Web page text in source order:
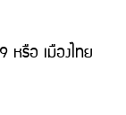
รือ เมืองไทย